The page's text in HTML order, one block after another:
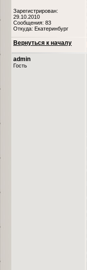
Зарегистрирован:
29.10.2010
Сообщения: 83
Откуда: Екатеринбург
Вернуться к началу
admin
Гость